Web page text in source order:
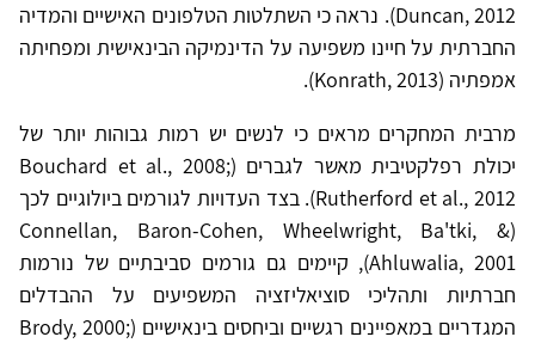
Duncan, 2012). נראה כי השתלטות הטלפונים האישיים והמדיה
החברתית על חיינו משפיעה על הדינמיקה הבינאישית ומפחיתה
אמפתיה (Konrath, 2013).
מרבית המחקרים מראים כי לנשים יש רמות גבוהות יותר של
יכולת רפלקטיבית מאשר לגברים (Bouchard et al., 2008;
Rutherford et al., 2012). בצד העדויות לגורמים ביולוגיים לכך
(Connellan, Baron-Cohen, Wheelwright, Ba'tki, &
Ahluwalia, 2001), קיימים גם גורמים סביבתיים של נורמות
חברתיות ותהליכי סוציאליזציה המשפיעים על ההבדלים
המגדריים במאפיינים רגשיים וביחסים בינאישיים (Brody, 2000;